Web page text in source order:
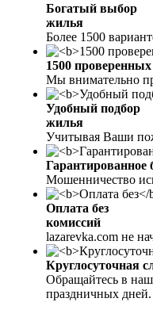
Богатый выбор
жилья
Более 1500
1500
Мы внимательно
Удобный подбор
жилья
Учитывая Ваши
Гарантированное
Мошенничество
Оплата без
комиссий
lazarevka.com не
Круглосуточная
Обращайтесь в
праздничных дней.